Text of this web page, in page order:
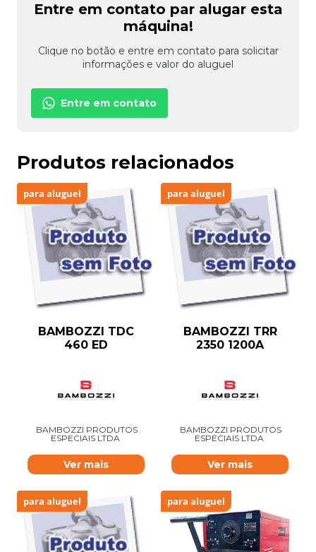
Entre em contato par alugar esta
máquina!
Clique no botão e entre em contato para solicitar
informações e valor do aluguel
Entre em contato
Produtos relacionados
para aluguel
BAMBOZZI TDC
460 ED
BAMBOZZI PRODUTOS
ESPECIAIS LTDA
Ver mais
para aluguel
BAMBOZZI TRR
2350 1200A
BAMBOZZI PRODUTOS
ESPECIAIS LTDA
Ver mais
para aluguel para aluguel